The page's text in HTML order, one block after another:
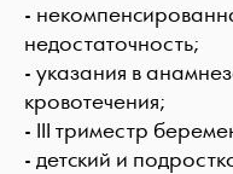
-
недостаточность;
- указания в
кровотечения;
- III триместр
- детский и